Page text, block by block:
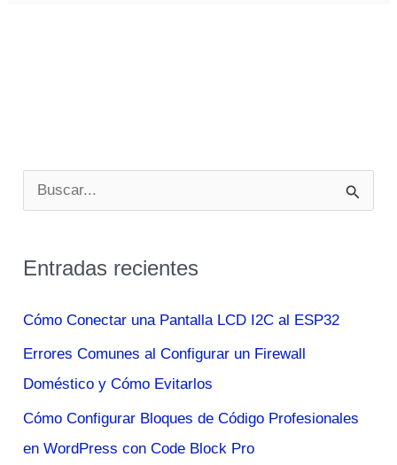
u
c
p
o
r
:
Entradas recientes
Cómo Conectar una Pantalla LCD I2C al ESP32
Errores Comunes al Configurar un Firewall
Doméstico y Cómo Evitarlos
Cómo Configurar Bloques de Código Profesionales
en WordPress con Code Block Pro